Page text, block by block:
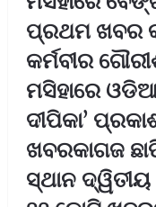
ପ୍ରଥମ ଖବର
କର୍ମବୀର
ମସିହାରେ
ଦୀପିକା’
ଖବରକାଗଜ
ସ୍ଥାନ